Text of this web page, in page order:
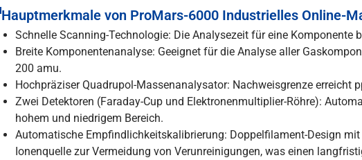
Hauptmerkmale von ProMars-6000 Industrielles Online-
Schnelle Scanning-Technologie: Die Analysezeit für eine Komponente
Breite Komponentenanalyse: Geeignet für die Analyse aller
200 amu.
Hochpräziser Quadrupol-Massenanalysator: Nachweisgrenze erreicht
Zwei Detektoren (Faraday-Cup und Elektronenmultiplier-Röhre):
hohem und niedrigem Bereich.
Automatische Empfindlichkeitskalibrierung: Doppelfilament-Design
Ionenquelle zur Vermeidung von Verunreinigungen, was einen